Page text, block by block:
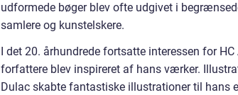
udformede bøger blev ofte udgivet i
samlere og kunstelskere.
I det 20. århundrede fortsatte interessen for
forfattere blev inspireret af hans værker.
Dulac skabte fantastiske illustrationer til hans